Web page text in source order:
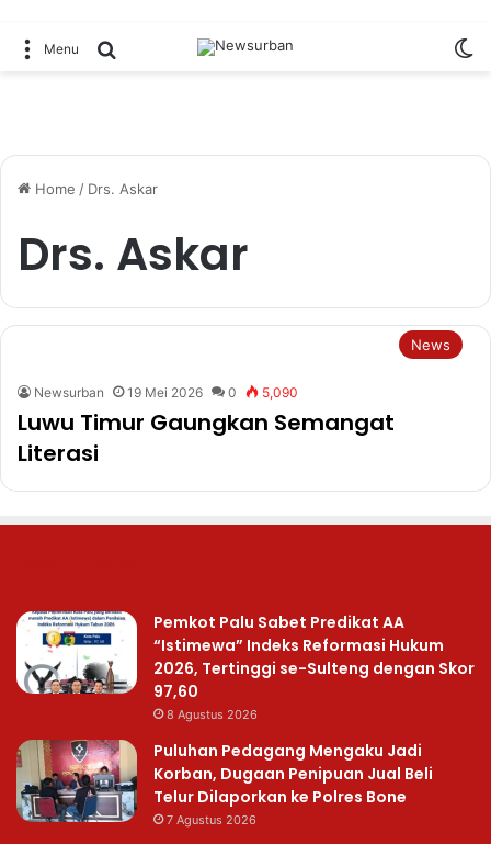
Menu Search for
Home / Drs. Askar
Drs. Askar
News
Newsurban 19 Mei 2026 0 5,090
Luwu Timur Gaungkan Semangat
Literasi
Pemkot Palu Sabet Predikat AA
“Istimewa” Indeks Reformasi Hukum
2026, Tertinggi se-Sulteng dengan Skor
97,60
8 Agustus 2026
Puluhan Pedagang Mengaku Jadi
Korban, Dugaan Penipuan Jual Beli
Telur Dilaporkan ke Polres Bone
7 Agustus 2026